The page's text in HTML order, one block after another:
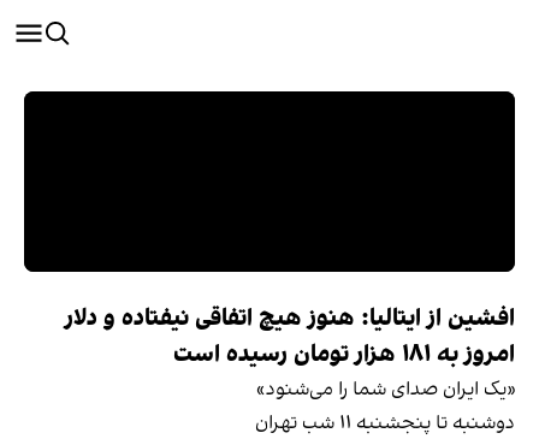
افشین از ایتالیا: هنوز هیچ اتفاقی نیفتاده و دلار
امروز به ۱۸۱ هزار تومان رسیده است
«یک ایران صدای شما را می‌شنود»
دوشنبه تا پنجشنبه ۱۱ شب تهران